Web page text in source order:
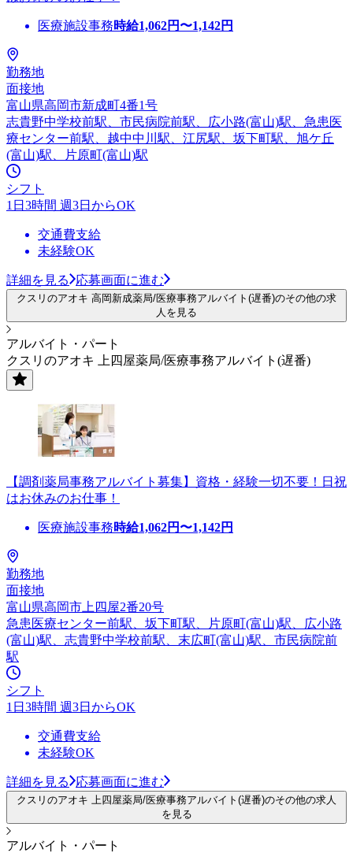
医療施設事務時給1,062円〜1,142円
勤務地
面接地
富山県高岡市新成町4番1号
志貴野中学校前駅、市民病院前駅、広小路(富山)駅、急患医
療センター前駅、越中中川駅、江尻駅、坂下町駅、旭ケ丘
(富山)駅、片原町(富山)駅
シフト
1日3時間 週3日からOK
交通費支給
未経験OK
詳細を見る 応募画面に進む
クスリのアオキ 高岡新成薬局/医療事務アルバイト(遅番)のその他の求
人を見る
アルバイト・パート
クスリのアオキ 上四屋薬局/医療事務アルバイト(遅番)
【調剤薬局事務アルバイト募集】資格・経験一切不要！日祝
はお休みのお仕事！
医療施設事務時給1,062円〜1,142円
勤務地
面接地
富山県高岡市上四屋2番20号
急患医療センター前駅、坂下町駅、片原町(富山)駅、広小路
(富山)駅、志貴野中学校前駅、末広町(富山)駅、市民病院前
駅
シフト
1日3時間 週3日からOK
交通費支給
未経験OK
詳細を見る 応募画面に進む
クスリのアオキ 上四屋薬局/医療事務アルバイト(遅番)のその他の求人
を見る
アルバイト・パート